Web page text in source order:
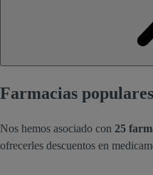
Farmacias
Nos hemos asociado con 25
ofrecerles descuentos en